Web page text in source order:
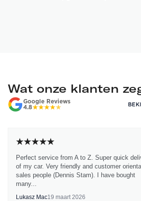
Wat onze klanten
Google Reviews
4.8
Perfect service from A to Z. Super quick
of my car. Very friendly and customer
sales people (Dennis Stam). I have bought
many...
Lukasz Mac19 maart 2026